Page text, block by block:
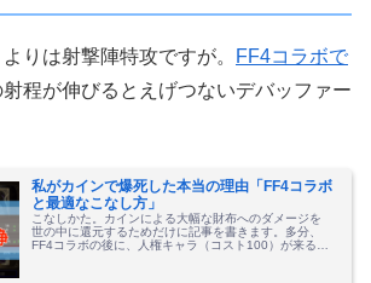
りは射撃陣特攻ですが。
FF4コラボで
射程が伸びるとえげつないデバッファー
私がカインで爆死した本当の理由「FF4コラボ
と最適なこなし方」
こなしかた。カインによる大幅な財布へのダメージを
世の中に還元するためだけに記事を書きます。多分、
FF4コラボの後に、人権キャラ（コスト100）が来ると